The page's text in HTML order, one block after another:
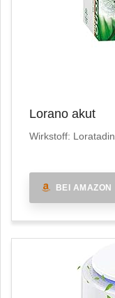
Lorano akut
Wirkstoff: Loratadin
BEI AMAZON